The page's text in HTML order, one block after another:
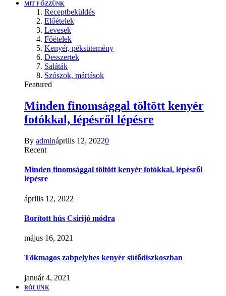
MIT FŐZZÜNK
Receptbeküldés
Előételek
Levesek
Főételek
Kenyér, péksütemény
Desszertek
Saláták
Szószok, mártások
Featured
Minden finomsággal töltött kenyér
fotókkal, lépésről lépésre
By admináprilis 12, 20220
Recent
Minden finomsággal töltött kenyér fotókkal, lépésről
lépésre
április 12, 2022
Borított hús Csirijó módra
május 16, 2021
Tökmagos zabpelyhes kenyér sütődiszkoszban
január 4, 2021
RÓLUNK